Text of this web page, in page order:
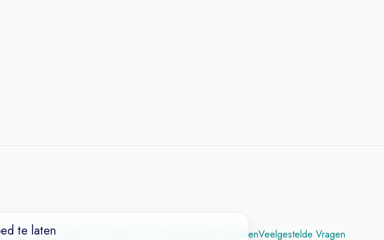
Over OnsMaak een Succesvol CV Vacature PlaatsenVeelgestelde Vragen
te laten